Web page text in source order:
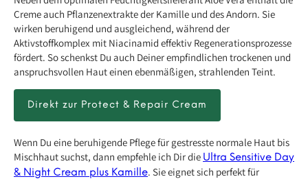
Creme auch Pflanzenextrakte der Kamille und des Andorn. Sie
wirken beruhigend und ausgleichend, während der
Aktivstoffkomplex mit Niacinamid effektiv Regenerationsprozesse
fördert. So schenkst Du auch Deiner empfindlichen trockenen und
anspruchsvollen Haut einen ebenmäßigen, strahlenden Teint.
Direkt zur Protect & Repair Cream
Wenn Du eine beruhigende Pflege für gestresste normale Haut bis
Mischhaut suchst, dann empfehle ich Dir die Ultra Sensitive Day
& Night Cream plus Kamille. Sie eignet sich perfekt für